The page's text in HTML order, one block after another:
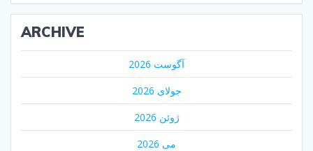
ARCHIVE
آگوست 2026
جولای 2026
ژوئن 2026
می 2026